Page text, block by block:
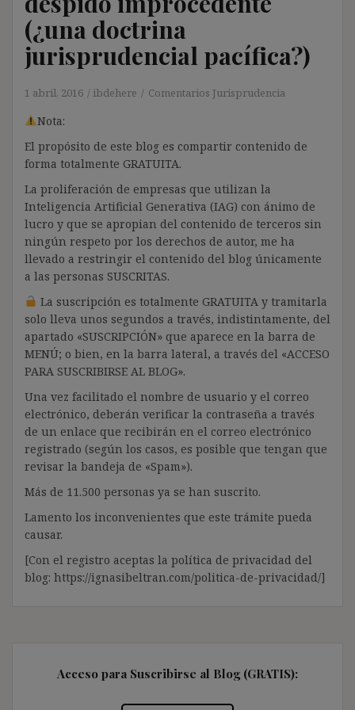
(¿una doctrina
jurisprudencial pacífica?)
1 abril, 2016 ibdehere Comentarios Jurisprudencia
Nota:
El propósito de este blog es compartir contenido de
forma totalmente GRATUITA.
La proliferación de empresas que utilizan la
Inteligencia Artificial Generativa (IAG) con ánimo de
lucro y que se apropian del contenido de terceros sin
ningún respeto por los derechos de autor, me ha
llevado a restringir el contenido del blog únicamente
a las personas SUSCRITAS.
La suscripción es totalmente GRATUITA y tramitarla
solo lleva unos segundos a través, indistintamente, del
apartado «SUSCRIPCIÓN» que aparece en la barra de
MENÚ; o bien, en la barra lateral, a través del «ACCESO
PARA SUSCRIBIRSE AL BLOG».
Una vez facilitado el nombre de usuario y el correo
electrónico, deberán verificar la contraseña a través
de un enlace que recibirán en el correo electrónico
registrado (según los casos, es posible que tengan que
revisar la bandeja de «Spam»).
Más de 11.500 personas ya se han suscrito.
Lamento los inconvenientes que este trámite pueda
causar.
[Con el registro aceptas la política de privacidad del
blog: https://ignasibeltran.com/politica-de-privacidad/]
Acceso para Suscribirse al Blog (GRATIS):